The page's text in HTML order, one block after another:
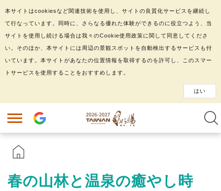
春の山林と温泉の癒やし時
本サイトはcookiesなど関連技術を使用し、サイトの良質化サービスを継続し
て行なっています。同時に、さらなる優れた体験ができるのに役立つよう、当
サイトを使用し続ける場合は我々のCookie使用政策に関して同意してくださ
い。そのほか、本サイトには周辺の景観スポットを自動検出するサービスも付
いています。本サイトがあなたの位置情報を取得するのを許可し、このスマー
トサービスを使用することをおすすめします。
はい